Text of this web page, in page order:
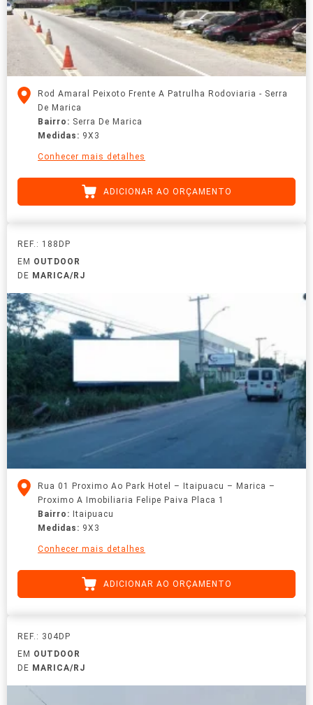
Rod Amaral Peixoto Frente A Patrulha Rodoviaria - Serra
De Marica
Bairro: Serra De Marica
Medidas: 9X3
Conhecer mais detalhes
ADICIONAR AO ORÇAMENTO
REF.: 188DP
EM OUTDOOR
DE MARICA/RJ
Rua 01 Proximo Ao Park Hotel – Itaipuacu – Marica –
Proximo A Imobiliaria Felipe Paiva Placa 1
Bairro: Itaipuacu
Medidas: 9X3
Conhecer mais detalhes
ADICIONAR AO ORÇAMENTO
REF.: 304DP
EM OUTDOOR
DE MARICA/RJ